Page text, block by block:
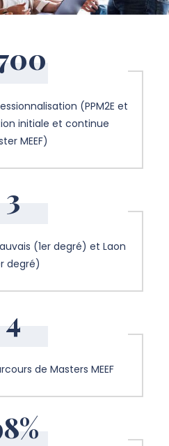
(PPM2E et
initiale et continue
MEEF)
3
(1er degré) et Laon
degré)
4
de Masters MEEF